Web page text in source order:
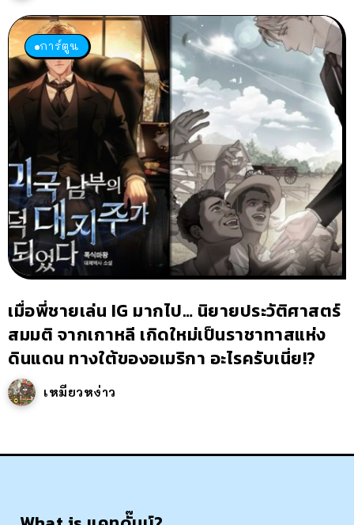
การ์ตูน
เมื่อพี่ชายเล่น IG มากไป… นิยายประวัติศาสตร์
สมมติ จากเกาหลี เกิดใหม่เป็นราชาทาสแห่ง
ดินแดน ทางใต้ของอเมริกา อะไรครับเนี่ย!?
เหมียวหง่าว